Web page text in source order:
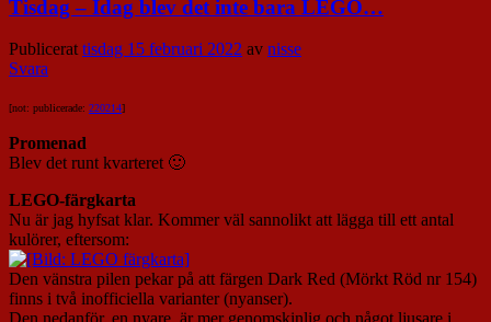
Tisdag – Idag blev det inte bara LEGO…
Publicerat tisdag 15 februari 2022 av nisse
Svara
[not: publicerade: 220214]
Promenad
Blev det runt kvarteret 🙂
LEGO-färgkarta
Nu är jag hyfsat klar. Kommer väl sannolikt att lägga till ett antal
kulörer, eftersom:
Den vänstra pilen pekar på att färgen Dark Red (Mörkt Röd nr 154)
finns i två inofficiella varianter (nyanser).